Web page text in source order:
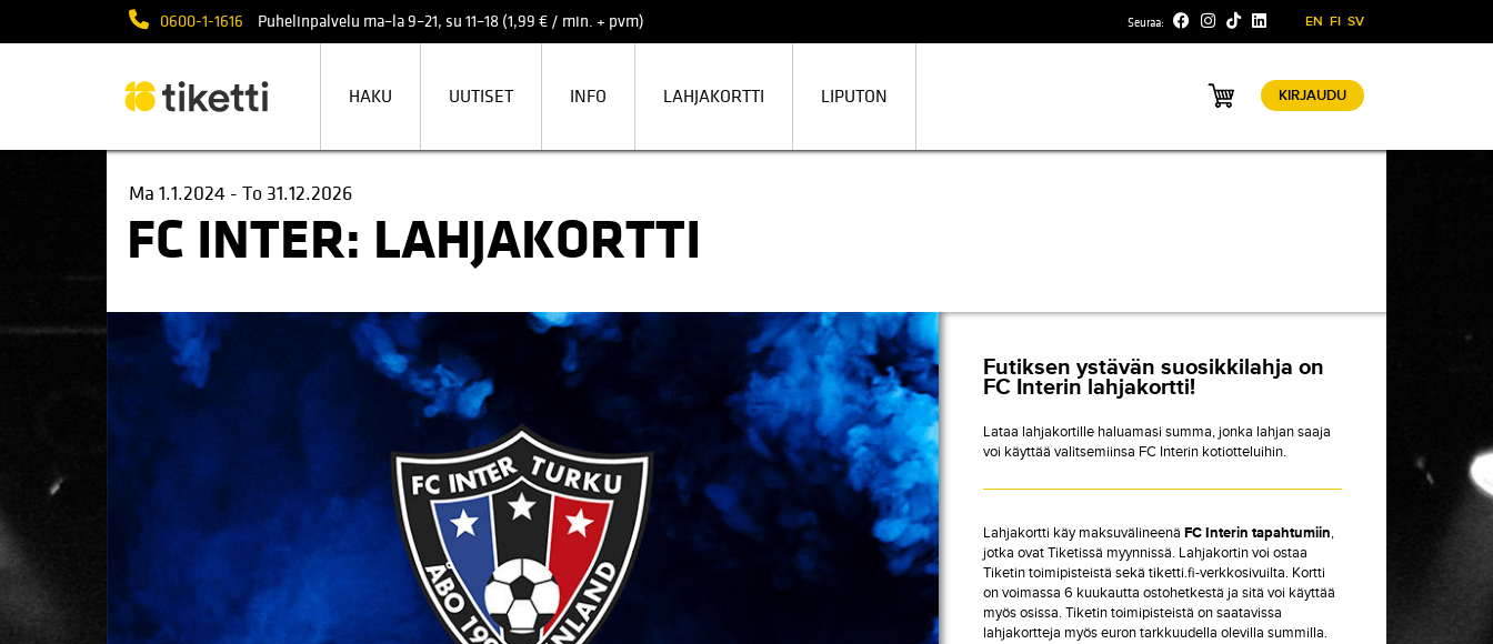
EN FI SV
Seuraa: Facebook
Instagram
TikTokLinkedin
0600-1-1616 Puhelinpalvelu ma–la 9–21, su 11–18 (1,99 € / min. + pvm)
KIRJAUDU
HAKU UUTISET INFO LAHJAKORTTI LIPUTON
Ma 1.1.2024 - To 31.12.2026
FC INTER: LAHJAKORTTI
Futiksen ystävän suosikkilahja on
FC Interin lahjakortti!
Lataa lahjakortille haluamasi summa, jonka lahjan saaja
voi käyttää valitsemiinsa FC Interin kotiotteluihin.
Lahjakortti käy maksuvälineenä FC Interin tapahtumiin,
jotka ovat Tiketissä myynnissä. Lahjakortin voi ostaa
Tiketin toimipisteistä sekä tiketti.fi-verkkosivuilta. Kortti
on voimassa 6 kuukautta ostohetkestä ja sitä voi käyttää
myös osissa. Tiketin toimipisteistä on saatavissa
lahjakortteja myös euron tarkkuudella olevilla summilla.